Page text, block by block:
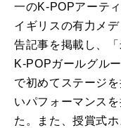
一のK-POPアーテ
イギリスの有力メ
告記事を掲載し、
K-POPガールグル
で初めてステージ
いパフォーマンス
た。また、授賞式